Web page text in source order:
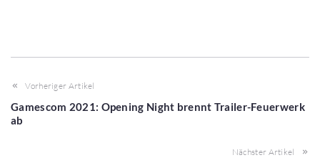
Vorheriger Artikel
Gamescom 2021: Opening Night brennt Trailer-Feuerwerk
ab
Nächster Artikel